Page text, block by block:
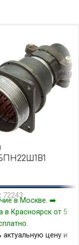
72243
в Москве. ➡️
в Красноярск от 5
актуальную цену и